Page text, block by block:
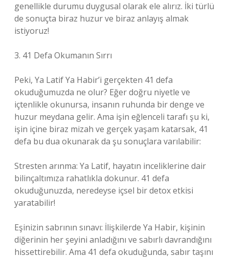
genellikle durumu duygusal olarak ele alırız. İki türlü
de sonuçta biraz huzur ve biraz anlayış almak
istiyoruz!
3. 41 Defa Okumanın Sırrı
Peki, Ya Latif Ya Habir’i gerçekten 41 defa
okuduğumuzda ne olur? Eğer doğru niyetle ve
içtenlikle okunursa, insanın ruhunda bir denge ve
huzur meydana gelir. Ama işin eğlenceli tarafı şu ki,
işin içine biraz mizah ve gerçek yaşam katarsak, 41
defa bu dua okunarak da şu sonuçlara varılabilir:
Stresten arınma: Ya Latif, hayatın inceliklerine dair
bilinçaltımıza rahatlıkla dokunur. 41 defa
okuduğunuzda, neredeyse içsel bir detox etkisi
yaratabilir!
Eşinizin sabrının sınavı: İlişkilerde Ya Habir, kişinin
diğerinin her şeyini anladığını ve sabırlı davrandığını
hissettirebilir. Ama 41 defa okuduğunda, sabır taşını